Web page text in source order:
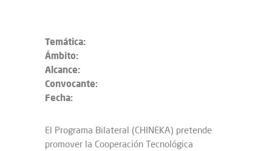
Temática:
Ámbito:
Alcance:
Convocante:
Fecha:
El Programa Bilateral (CHINEKA) pretende
promover la Cooperación Tecnológica